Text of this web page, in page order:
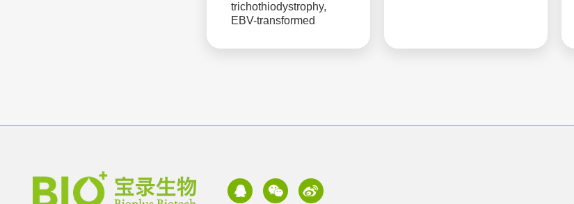
trichothiodystrophy,
EBV-transformed